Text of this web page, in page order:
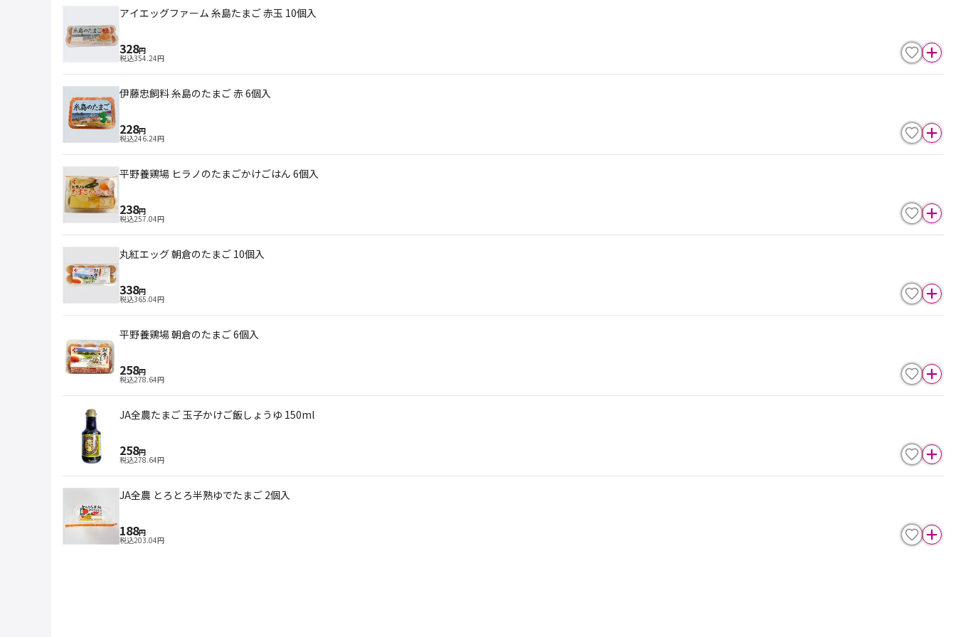
アイエッグファーム 糸島たまご 赤玉 10個入
328円
税込354.24円
伊藤忠飼料 糸島のたまご 赤 6個入
228円
税込246.24円
平野養鶏場 ヒラノのたまごかけごはん 6個入
238円
税込257.04円
丸紅エッグ 朝倉のたまご 10個入
338円
税込365.04円
平野養鶏場 朝倉のたまご 6個入
258円
税込278.64円
JA全農たまご 玉子かけご飯しょうゆ 150ml
258円
税込278.64円
JA全農 とろとろ半熟ゆでたまご 2個入
188円
税込203.04円